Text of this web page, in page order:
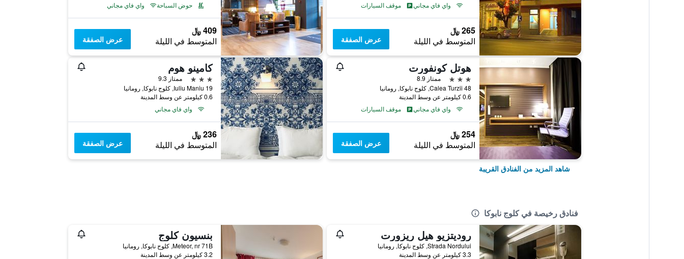
واي فاي مجاني
موقف السيارات
265 ﷼
المتوسط في الليلة عرض الصفقة
حوض السباحة
واي فاي مجاني
409 ﷼
المتوسط في الليلة عرض الصفقة
هوتل كونفورت
3 نجوم
ممتاز 8.9
Calea Turzii 48, كلوج نابوكا, رومانيا
0.6 كيلومتر عن وسط المدينة
واي فاي مجاني
موقف السيارات
254 ﷼
المتوسط في الليلة عرض الصفقة
كامينو هوم
3 نجوم
ممتاز 9.3
Iuliu Maniu 19, كلوج نابوكا, رومانيا
0.6 كيلومتر عن وسط المدينة
واي فاي مجاني
236 ﷼
المتوسط في الليلة عرض الصفقة
شاهد المزيد من الفنادق القريبة
فنادق رخيصة في كلوج نابوكا
روديتزيو هيل ريزورت
Strada Nordului, كلوج نابوكا, رومانيا
3.3 كيلومتر عن وسط المدينة
بنسيون كلوج
Meteor, nr 71B, كلوج نابوكا, رومانيا
3.2 كيلومتر عن وسط المدينة